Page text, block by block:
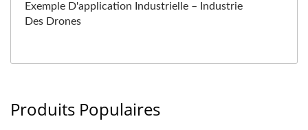
Exemple D'application Industrielle – Industrie
Des Drones
Produits Populaires